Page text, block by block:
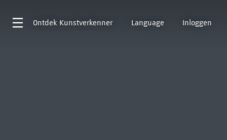
Ontdek Kunstverkenner Language Inloggen